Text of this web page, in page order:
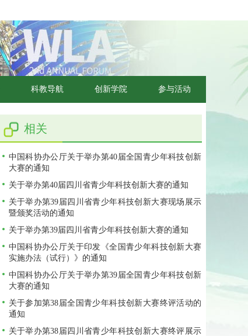
科教导航 创新学院 参与活动
相关
中国科协办公厅关于举办第40届全国青少年科技创新
大赛的通知
关于举办第40届四川省青少年科技创新大赛的通知
关于举办第39届四川省青少年科技创新大赛现场展示
暨颁奖活动的通知
关于举办第39届四川省青少年科技创新大赛的通知
中国科协办公厅关于印发《全国青少年科技创新大赛
实施办法（试行）》的通知
中国科协办公厅关于举办第39届全国青少年科技创新
大赛的通知
关于参加第38届全国青少年科技创新大赛终评活动的
通知
关于举办第38届四川省青少年科技创新大赛终评展示